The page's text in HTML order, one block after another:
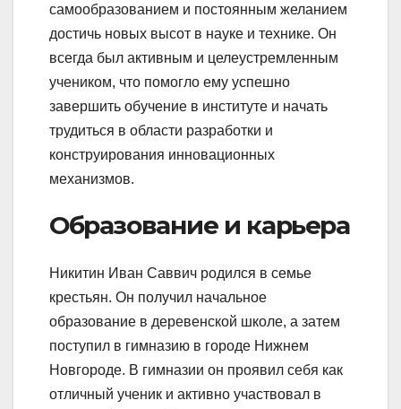
самообразованием и постоянным желанием
достичь новых высот в науке и технике. Он
всегда был активным и целеустремленным
учеником, что помогло ему успешно
завершить обучение в институте и начать
трудиться в области разработки и
конструирования инновационных
механизмов.
Образование и карьера
Никитин Иван Саввич родился в семье
крестьян. Он получил начальное
образование в деревенской школе, а затем
поступил в гимназию в городе Нижнем
Новгороде. В гимназии он проявил себя как
отличный ученик и активно участвовал в